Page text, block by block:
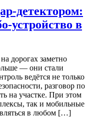
детектором:
устройство в
дорогах заметно
— они стали
ведётся не только
разговор по
на участке. При этом
так и мобильные
в любом […]